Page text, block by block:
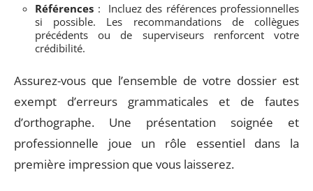
Références : Incluez des références professionnelles
si possible. Les recommandations de collègues
précédents ou de superviseurs renforcent votre
crédibilité.
Assurez-vous que l’ensemble de votre dossier est
exempt d’erreurs grammaticales et de fautes
d’orthographe. Une présentation soignée et
professionnelle joue un rôle essentiel dans la
première impression que vous laisserez.